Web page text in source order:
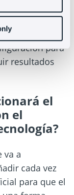
con lo
o el tipo
quieres
para
resultados
el
el
va a
cada vez
para que el